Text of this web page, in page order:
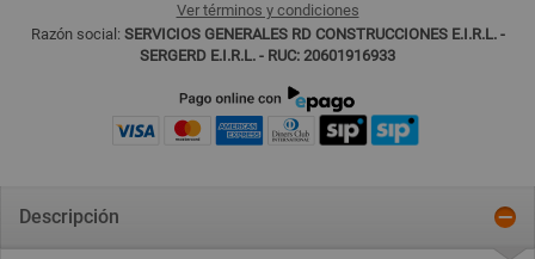
Ver términos y condiciones
Razón social: SERVICIOS GENERALES RD CONSTRUCCIONES E.I.R.L. -
SERGERD E.I.R.L. - RUC: 20601916933
Descripción